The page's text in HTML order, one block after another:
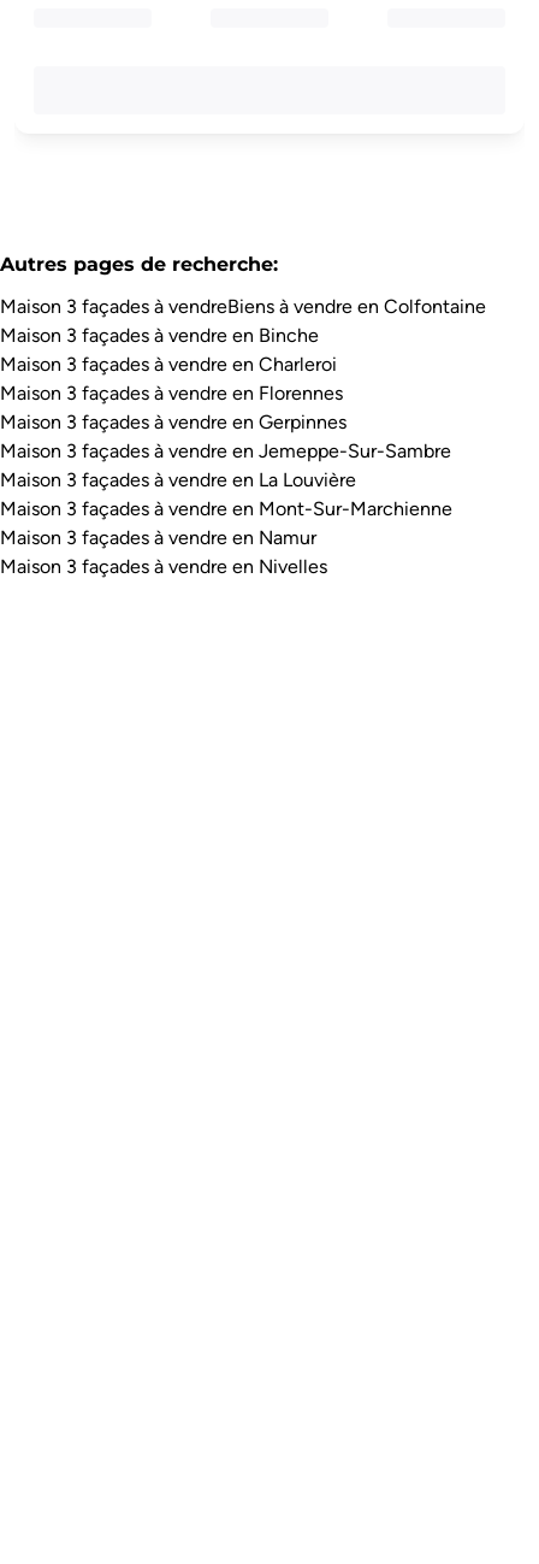
Autres pages de recherche:
Maison 3 façades à vendreBiens à vendre en Colfontaine
Maison 3 façades à vendre en Binche
Maison 3 façades à vendre en Charleroi
Maison 3 façades à vendre en Florennes
Maison 3 façades à vendre en Gerpinnes
Maison 3 façades à vendre en Jemeppe-Sur-Sambre
Maison 3 façades à vendre en La Louvière
Maison 3 façades à vendre en Mont-Sur-Marchienne
Maison 3 façades à vendre en Namur
Maison 3 façades à vendre en Nivelles